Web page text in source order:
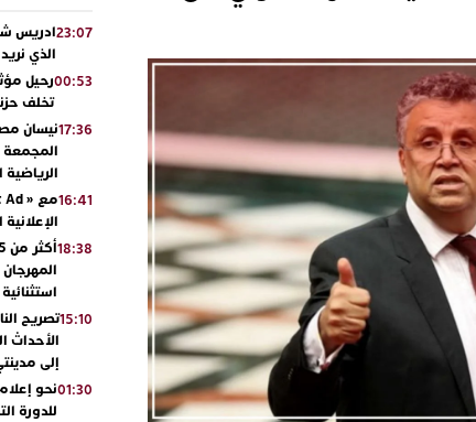
23:07ادريس
الذي نريد
00:53رحيل
تخلف
17:36نيسان
المجمعة
16:41
18:38
استثنائية
15:10تصريح
الأحداث
إلى
01:30نحو
للدورة